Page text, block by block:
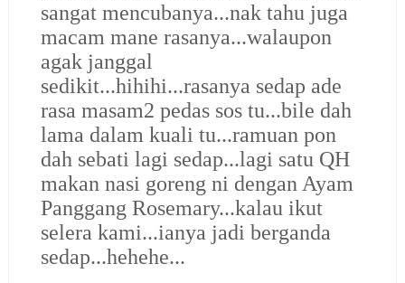
sangat mencubanya...nak tahu juga
macam mane rasanya...walaupon
agak janggal
sedikit...hihihi...rasanya sedap ade
rasa masam2 pedas sos tu...bile dah
lama dalam kuali tu...ramuan pon
dah sebati lagi sedap...lagi satu QH
makan nasi goreng ni dengan Ayam
Panggang Rosemary...kalau ikut
selera kami...ianya jadi berganda
sedap...hehehe...